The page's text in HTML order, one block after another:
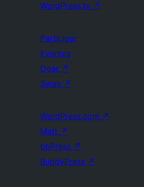
WordPress.tv ↗
Participar
Eventos
Doar ↗
Swag ↗
WordPress.com ↗
Matt ↗
bbPress ↗
BuddyPress ↗